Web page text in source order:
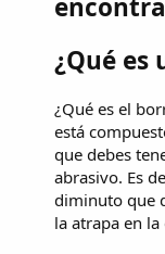
¿Qué es
¿Qué es el
está
que debes
abrasivo. Es
diminuto que
la atrapa en la